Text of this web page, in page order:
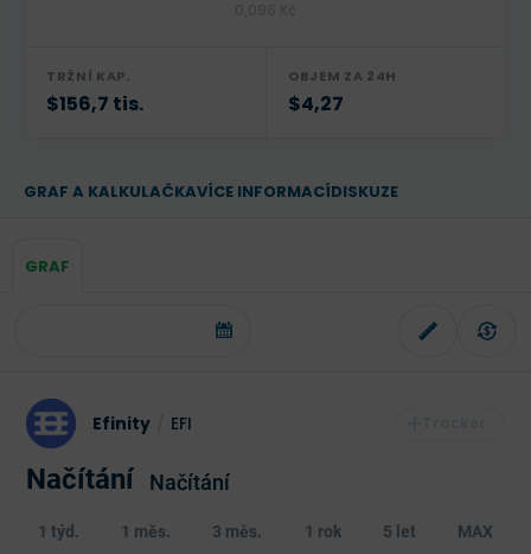
TRŽNÍ KAP.
$156,7 tis.
OBJEM ZA 24H
$4,27
GRAF A KALKULAČKAVÍCE INFORMACÍDISKUZE
GRAF
Efinity EFI
Načítání Načítání
1 týd. 1 měs. 3 měs. 1 rok 5 let MAX